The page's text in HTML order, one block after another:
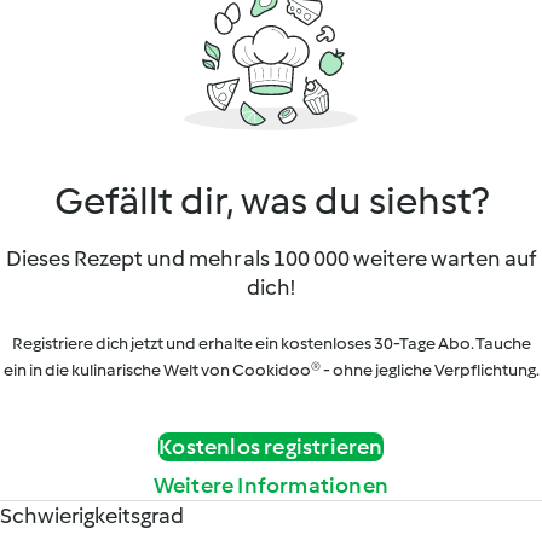
Gefällt dir, was du siehst?
Dieses Rezept und mehr als 100 000 weitere warten auf
dich!
Registriere dich jetzt und erhalte ein kostenloses 30-Tage Abo. Tauche
ein in die kulinarische Welt von Cookidoo® - ohne jegliche Verpflichtung.
Kostenlos registrieren
Weitere Informationen
Schwierigkeitsgrad